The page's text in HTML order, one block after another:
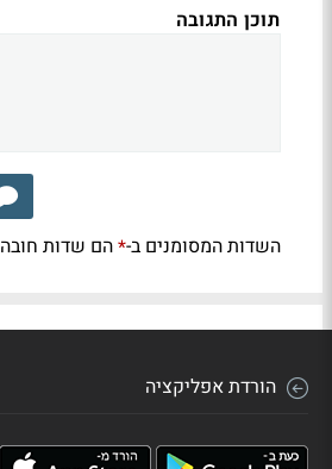
תוכן התגובה
השדות המסומנים ב-*הם שדות חובה
הורדת אפליקציה